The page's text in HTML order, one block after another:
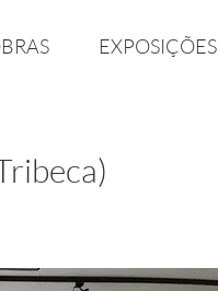
EXPOSIÇÕES